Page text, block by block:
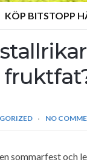
KÖP BITSTOPP
NO
sommarfest och